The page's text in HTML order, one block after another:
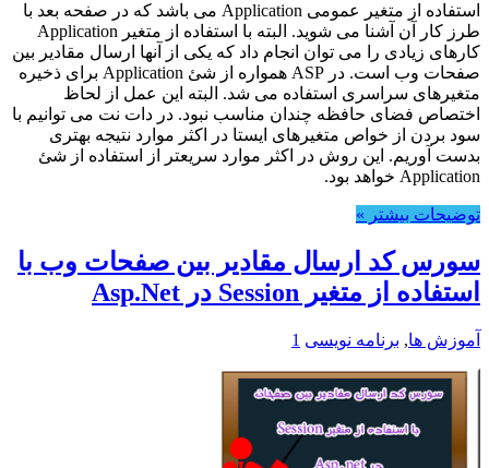
استفاده از متغیر عمومی Application می باشد که در صفحه بعد با
طرز کار آن آشنا می شوید. البته با استفاده از متغیر Application
کارهای زیادی را می توان انجام داد که یکی از آنها ارسال مقادیر بین
صفحات وب است. در ASP همواره از شئ Application برای ذخيره
متغيرهای سراسری استفاده می شد. البته اين عمل از لحاظ
اختصاص فضای حافظه چندان مناسب نبود. در دات نت می توانيم با
سود بردن از خواص متغيرهای ايستا در اکثر موارد نتيجه بهتری
بدست آوريم. اين روش در اکثر موارد سريعتر از استفاده از شئ
Application خواهد بود.
توضیحات بیشتر »
سورس کد ارسال مقادیر بین صفحات وب با
استفاده از متغیر Session در Asp.Net
آموزش ها, برنامه نویسی 1